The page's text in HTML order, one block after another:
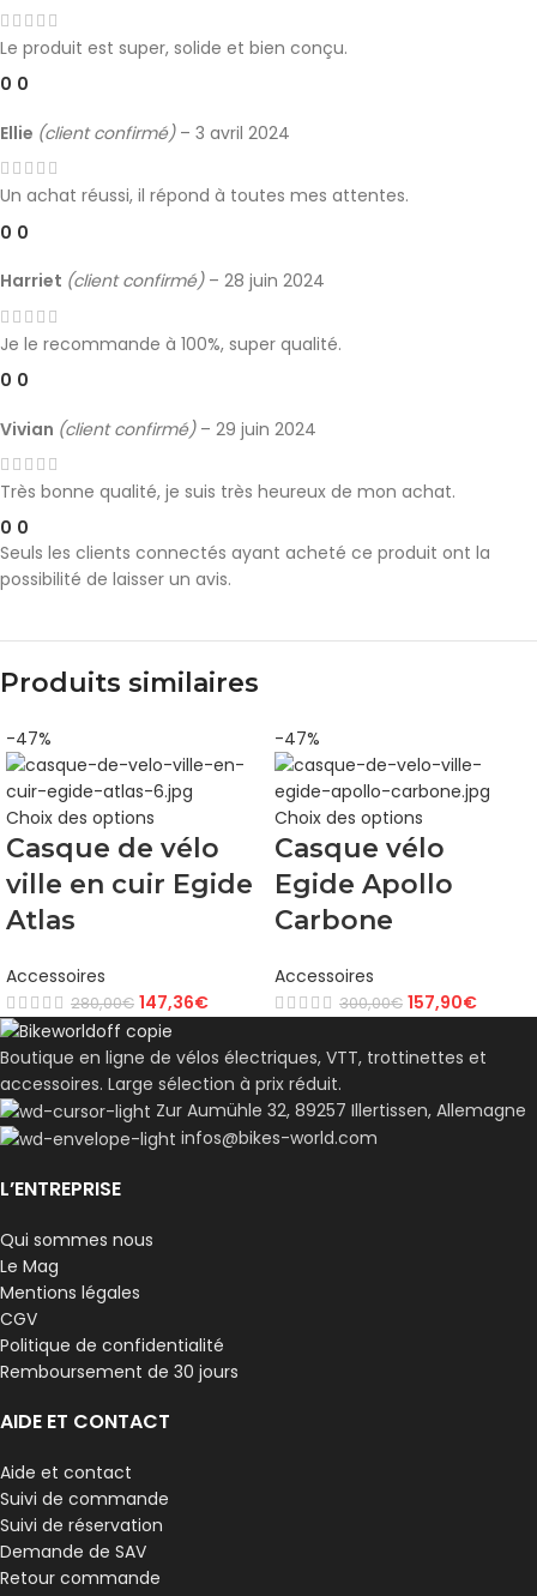
Le produit est super, solide et bien conçu.
0 0
Ellie (client confirmé) – 3 avril 2024
Un achat réussi, il répond à toutes mes attentes.
0 0
Harriet (client confirmé) – 28 juin 2024
Je le recommande à 100%, super qualité.
0 0
Vivian (client confirmé) – 29 juin 2024
Très bonne qualité, je suis très heureux de mon achat.
0 0
Seuls les clients connectés ayant acheté ce produit ont la
possibilité de laisser un avis.
Produits similaires
-47%
Choix des options
Casque de vélo
ville en cuir Egide
Atlas
Accessoires
280,00€ 147,36€
-47%
Choix des options
Casque vélo
Egide Apollo
Carbone
Accessoires
300,00€ 157,90€
Boutique en ligne de vélos électriques, VTT, trottinettes et
accessoires. Large sélection à prix réduit.
Zur Aumühle 32, 89257 Illertissen, Allemagne
infos@bikes-world.com
L’ENTREPRISE
Qui sommes nous
Le Mag
Mentions légales
CGV
Politique de confidentialité
Remboursement de 30 jours
AIDE ET CONTACT
Aide et contact
Suivi de commande
Suivi de réservation
Demande de SAV
Retour commande